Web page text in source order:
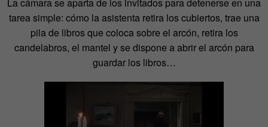
tarea simple: cómo la asistenta retira los cubiertos, trae una
pila de libros que coloca sobre el arcón, retira los
candelabros, el mantel y se dispone a abrir el arcón para
guardar los libros…